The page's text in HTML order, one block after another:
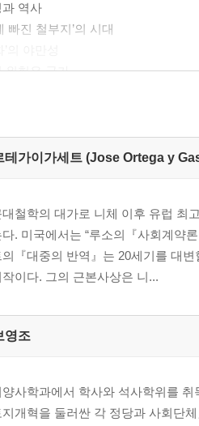
역사
빠진 철부지’의 시대
위험은 국가
를 지배하는가
계를 지배하는가
문제에 도달하다
테가이가세트 (Jose Ortega y
철학의 대가로 니체 이후 유럽 최
. 미국에서는 “루소의『사회계약
『대중의 반역』는 20세기를 대
이다. 그의 근본사상은 니...
영조
사학과에서 학사와 석사학위를
개혁을 둘러싼 각 정당과 사회단